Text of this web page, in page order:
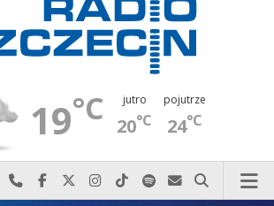
19°C jutro
20°C
pojutrze
24°C
Najlepiej po prostu do nas zadzwoń
Odwiedź nas na Facebook-u
Odwiedź nas na X
Odwiedź nas na Instagram-ie
Odwiedź nas na TikTok-u
Szukaj nas na Spotify
Wyślij do nas
Szukaj